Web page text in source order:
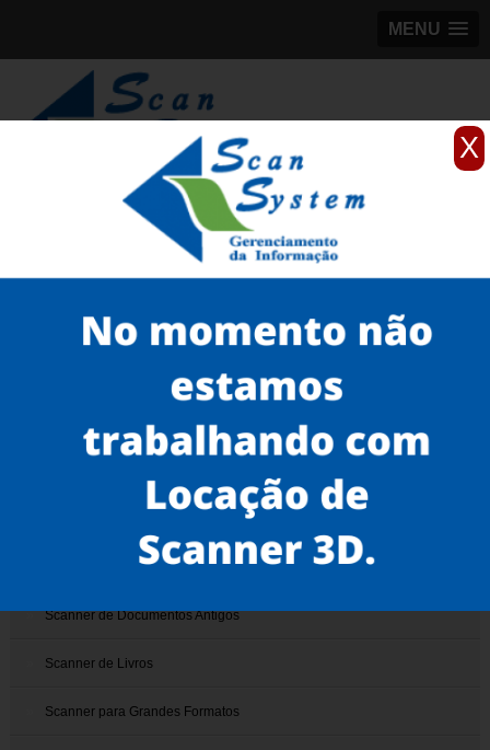
X
MENU
98184-5245
scanner de documentos antigos
scanner para documentos antigos de empresa
onde encontro scanner epson de documentos Itaim Bibi
Serviços
Scanner de Documentos
Scanner de Documentos Antigos
Scanner de Livros
Scanner para Grandes Formatos